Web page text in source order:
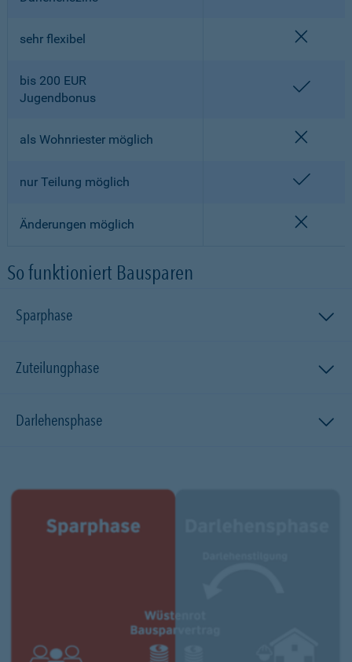
sehr flexibel
bis 200 EUR
Jugendbonus
als Wohnriester möglich
nur Teilung möglich
Änderungen möglich
So funktioniert Bausparen
Sparphase
Zuteilungphase
Darlehensphase